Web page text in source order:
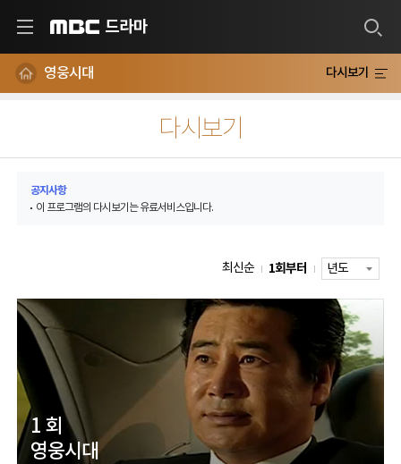
드라마
영웅시대 다시보기
다시보기
공지사항
이 프로그램의 다시보기는 유료서비스입니다.
최신순 1회부터
1 회
영웅시대